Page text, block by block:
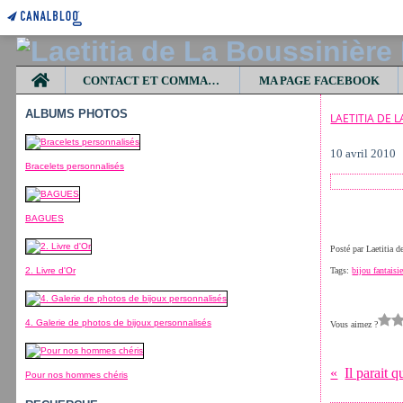
Home
CONTACT ET COMMANDES MA PAGE FACEBOOK
ALBUMS PHOTOS
Bracelets personnalisés
BAGUES
2. Livre d'Or
4. Galerie de photos de bijoux personnalisés
Pour nos hommes chéris
LAETITIA DE
10 avril 2010
Posté par Laetitia
Tags:bijou fantaisie
Vous aimez ?
Il parait